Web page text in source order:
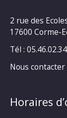
2 rue des
17600 Corme-
Tél :
Nous contacter
Horaires